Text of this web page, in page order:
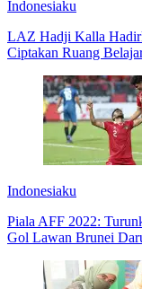
Indonesiaku
LAZ Hadji Kalla
Ciptakan Ruang
Indonesiaku
Piala AFF 2022:
Gol Lawan Brunei